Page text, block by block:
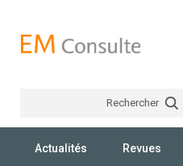
Rechercher
Actualités Revues